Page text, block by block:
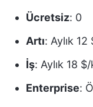
Ücretsiz: 0
Artı: Aylık
İş: Aylık 18
Enterprise: